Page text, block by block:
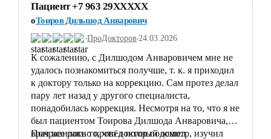
Пациент +7 963 29XXXXX
oТоиров Дильшод Анварович
ПроДокторов 24.03.2026
К сожалению, с Дилшодом Анваровичем мне не
удалось познакомиться получше, т. к. я приходил
к доктору только на коррекцию. Сам протез делал
пару лет назад у другого специалиста,
понадобилась коррекция. Несмотря на то, что я не
был пациентом Тоирова Дилшода Анваровича,
врач все равно провёл полный осмотр, изучил
Понравилось то, что доктор подошел